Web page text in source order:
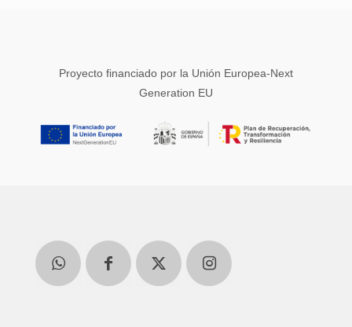
Proyecto financiado por la Unión Europea-Next
Generation EU